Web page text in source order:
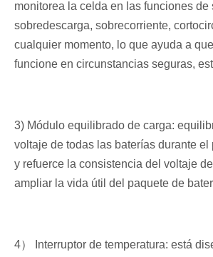
monitorea la celda en las funciones de
sobredescarga, sobrecorriente,
cualquier momento, lo que ayuda a
funcione en circunstancias seguras,
3) Módulo equilibrado de carga:
voltaje de todas las baterías durante el
y refuerce la consistencia del voltaje
ampliar la vida útil del paquete de
4） Interruptor de temperatura: está